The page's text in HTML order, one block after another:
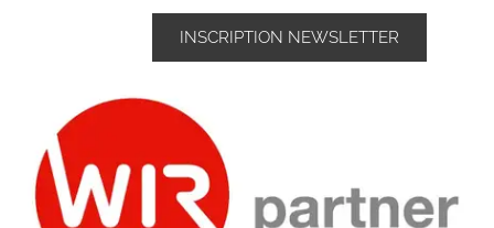
INSCRIPTION NEWSLETTER